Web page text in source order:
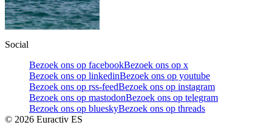
Social
Bezoek ons op facebookBezoek ons op x
Bezoek ons op linkedinBezoek ons op youtube
Bezoek ons op rss-feedBezoek ons op instagram
Bezoek ons op mastodonBezoek ons op telegram
Bezoek ons op blueskyBezoek ons op threads
© 2026 Euractiv ES